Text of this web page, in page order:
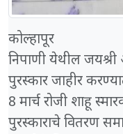
कोल्हापूर
निपाणी येथील
पुरस्कार जाहीर
8 मार्च रोजी शाहू
पुरस्काराचे वितरण